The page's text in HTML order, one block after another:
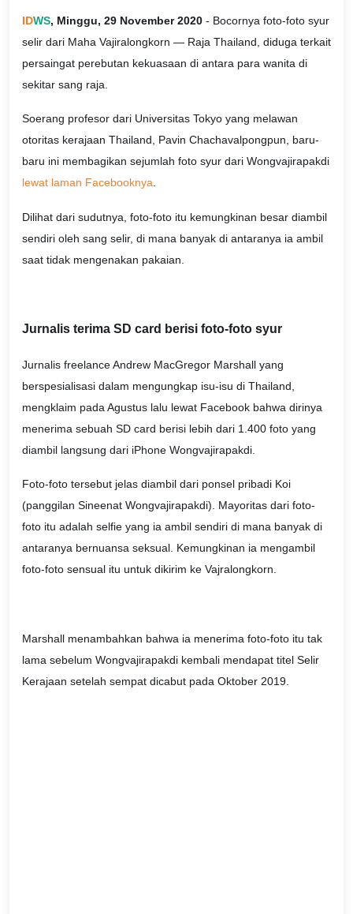
IDWS, Minggu, 29 November 2020 - Bocornya foto-foto syur
selir dari Maha Vajiralongkorn — Raja Thailand, diduga terkait
persaingat perebutan kekuasaan di antara para wanita di
sekitar sang raja.
Soerang profesor dari Universitas Tokyo yang melawan
otoritas kerajaan Thailand, Pavin Chachavalpongpun, baru-
baru ini membagikan sejumlah foto syur dari Wongvajirapakdi
lewat laman Facebooknya.
Dilihat dari sudutnya, foto-foto itu kemungkinan besar diambil
sendiri oleh sang selir, di mana banyak di antaranya ia ambil
saat tidak mengenakan pakaian.
Jurnalis terima SD card berisi foto-foto syur
Jurnalis freelance Andrew MacGregor Marshall yang
berspesialisasi dalam mengungkap isu-isu di Thailand,
mengklaim pada Agustus lalu lewat Facebook bahwa dirinya
menerima sebuah SD card berisi lebih dari 1.400 foto yang
diambil langsung dari iPhone Wongvajirapakdi.
Foto-foto tersebut jelas diambil dari ponsel pribadi Koi
(panggilan Sineenat Wongvajirapakdi). Mayoritas dari foto-
foto itu adalah selfie yang ia ambil sendiri di mana banyak di
antaranya bernuansa seksual. Kemungkinan ia mengambil
foto-foto sensual itu untuk dikirim ke Vajralongkorn.
Marshall menambahkan bahwa ia menerima foto-foto itu tak
lama sebelum Wongvajirapakdi kembali mendapat titel Selir
Kerajaan setelah sempat dicabut pada Oktober 2019.